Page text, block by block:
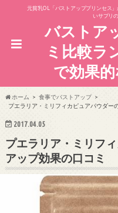
元貧乳OL「バストアッププリンセス
いサプリ
バストア
ミ比較ラ
で効果
ホーム
食事でバストアップ
プエラリア・ミリフィカピュアパウダー
2017.04.05
プエラリア・ミリフ
アップ効果の口コミ